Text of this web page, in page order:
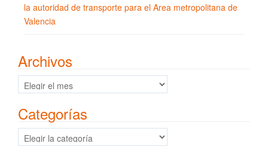
la autoridad de transporte para el Area metropolitana de
Valencia
Archivos
Archivos
Categorías
Categorías